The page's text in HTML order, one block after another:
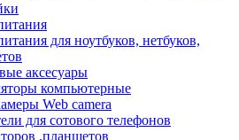
для ноутбуков, нетбуков,
аксесуары
компьютерные
Web camera
для сотового телефонов
,планшетов